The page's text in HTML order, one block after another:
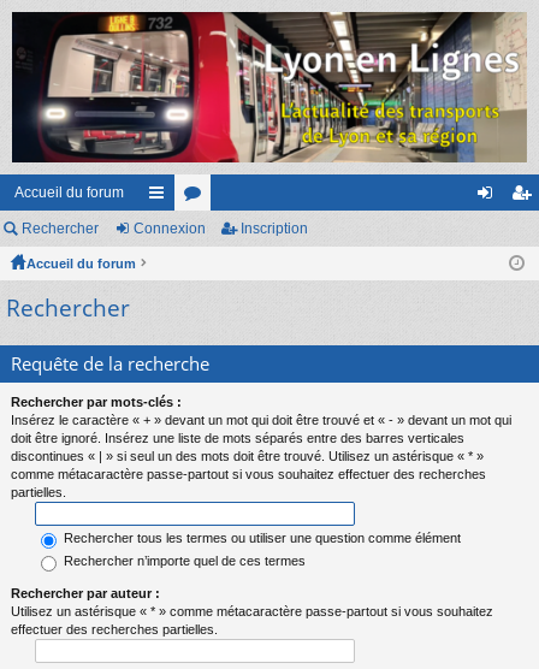
Accueil du forum
ac
s
or
cri
Rechercher Connexion Inscription
Accueil du forum
Rechercher
Requête de la recherche
Rechercher par mots-clés :
Insérez le caractère « + » devant un mot qui doit être trouvé et « - » devant un mot qui
doit être ignoré. Insérez une liste de mots séparés entre des barres verticales
discontinues « | » si seul un des mots doit être trouvé. Utilisez un astérisque « * »
comme métacaractère passe-partout si vous souhaitez effectuer des recherches
partielles.
Rechercher tous les termes ou utiliser une question comme élément
Rechercher n’importe quel de ces termes
Rechercher par auteur :
Utilisez un astérisque « * » comme métacaractère passe-partout si vous souhaitez
effectuer des recherches partielles.